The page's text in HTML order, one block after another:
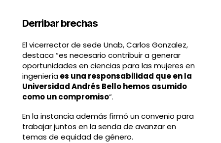
Derribar brechas
El vicerrector de sede Unab, Carlos Gonzalez,
destaca “es necesario contribuir a generar
oportunidades en ciencias para las mujeres en
ingenieríaes una responsabilidad que en la
Universidad Andrés Bello hemos asumido
como un compromiso”.
En la instancia además firmó un convenio para
trabajar juntos en la senda de avanzar en
temas de equidad de género.